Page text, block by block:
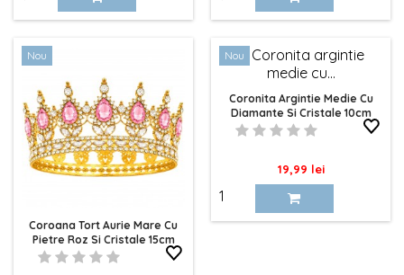
Nou
Coroana Tort Aurie Mare Cu
Pietre Roz Si Cristale 15cm
Nou
Coronita Argintie Medie Cu
Diamante Si Cristale 10cm
Pret
19,99 lei